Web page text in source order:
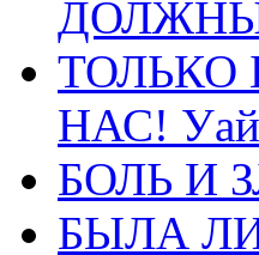
ДОЛЖНЫ
ТОЛЬКО
НАС!
БОЛЬ И
БЫЛА